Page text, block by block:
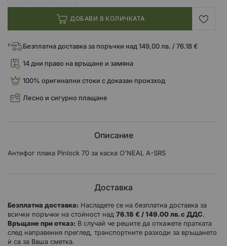
ДОБАВИ В КОЛИЧКАТА
Безплатна доставка за поръчки над 149,00 лв. / 76.18 €
14 дни право на връщане и замяна
100% оригинални стоки с доказан произход
Лесно и сигурно плащане
Описание
Антифог плака Pinlock 70 за каска O'NEAL A-SRS
Доставка
Безплатна доставка: Насладете се на безплатна доставка за
всички поръчки на стойност над 76.18 € / 149.00 лв. с ДДС.
Връщане при отказ: В случай че решите да откажете пратката
след направения преглед, транспортните разходи за връщането
ѝ са за Ваша сметка.